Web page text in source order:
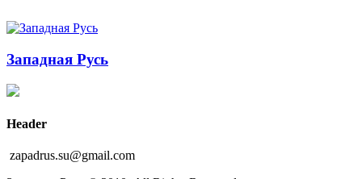
Западная Русь
Header
zapadrus.su@gmail.com